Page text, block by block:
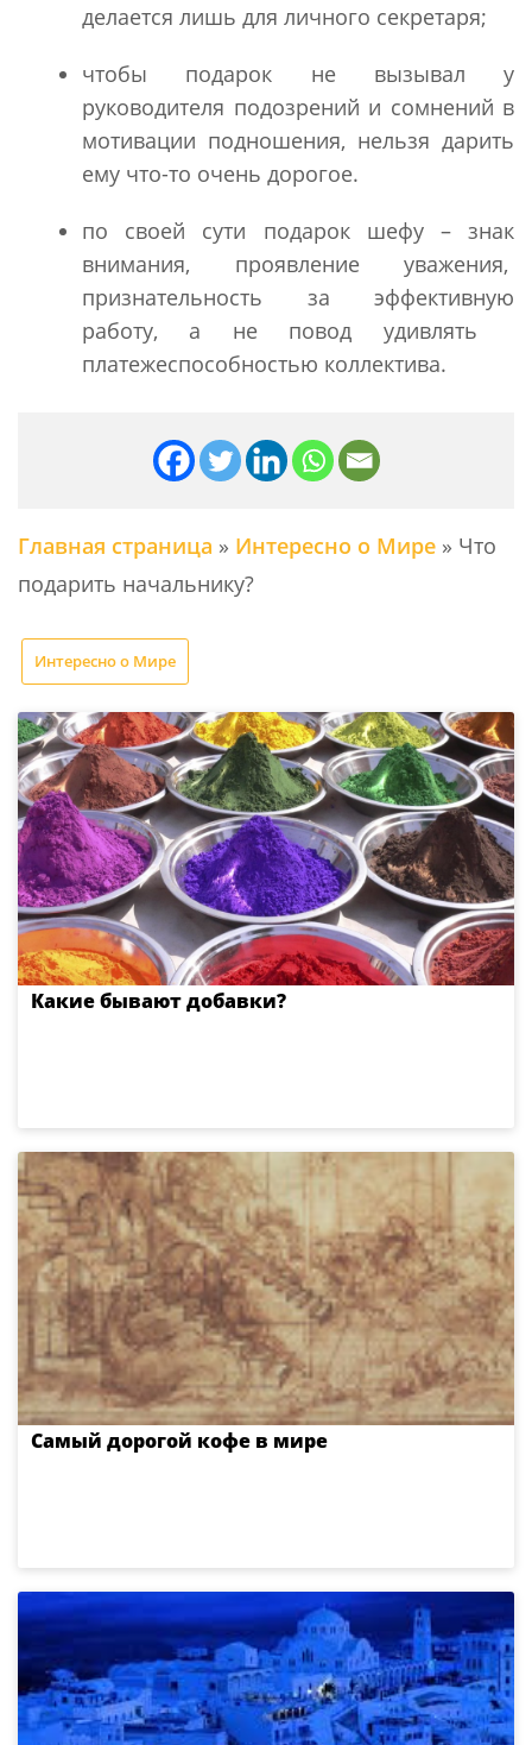
делается лишь для личного секретаря;
чтобы подарок не вызывал у
руководителя подозрений и сомнений в
мотивации подношения, нельзя дарить
ему что-то очень дорогое.
по своей сути подарок шефу – знак
внимания, проявление уважения,
признательность за эффективную
работу, а не повод удивлять
платежеспособностью коллектива.
Главная страница » Интересно о Мире » Что
подарить начальнику?
Интересно о Мире
Какие бывают добавки?
Самый дорогой кофе в мире